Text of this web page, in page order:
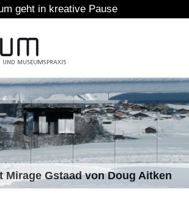
Pause
Mirage Gstaad von Doug Aitken